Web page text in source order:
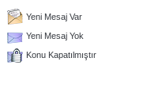
Yeni Mesaj Var
Yeni Mesaj Yok
Konu Kapatılmıştır